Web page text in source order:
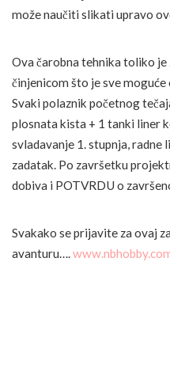
može naučiti slikati upravo
Ova čarobna tehnika toliko je
činjenicom što je sve
Svaki polaznik početnog
plosnata kista + 1 tanki liner
svladavanje 1. stupnja,
zadatak. Po završetku
dobiva i POTVRDU o
Svakako se prijavite za ovaj
avanturu….